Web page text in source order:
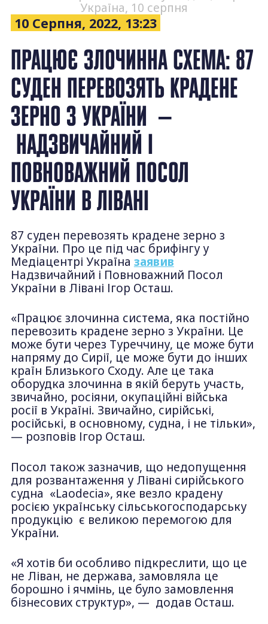
Україна, 10 серпня
10 Серпня, 2022, 13:23
ПРАЦЮЄ ЗЛОЧИННА СХЕМА: 87
СУДЕН ПЕРЕВОЗЯТЬ КРАДЕНЕ
ЗЕРНО З УКРАЇНИ —
НАДЗВИЧАЙНИЙ І
ПОВНОВАЖНИЙ ПОСОЛ
УКРАЇНИ В ЛІВАНІ
87 суден перевозять крадене зерно з
України. Про це під час брифінгу у
Медіацентрі Україна заявив
Надзвичайний і Повноважний Посол
України в Лівані Ігор Осташ.
«Працює злочинна система, яка постійно
перевозить крадене зерно з України. Це
може бути через Туреччину, це може бути
напряму до Сирії, це може бути до інших
країн Близького Сходу. Але це така
оборудка злочинна в якій беруть участь,
звичайно, росіяни, окупаційні війська
росії в Україні. Звичайно, сирійські,
російські, в основному, судна, і не тільки»,
— розповів Ігор Осташ.
Посол також зазначив, що недопущення
для розвантаження у Лівані сирійського
судна «Laodecia», яке везло крадену
росією українську сільськогосподарську
продукцію є великою перемогою для
України.
«Я хотів би особливо підкреслити, що це
не Ліван, не держава, замовляла це
борошно і ячмінь, це було замовлення
бізнесових структур», — додав Осташ.